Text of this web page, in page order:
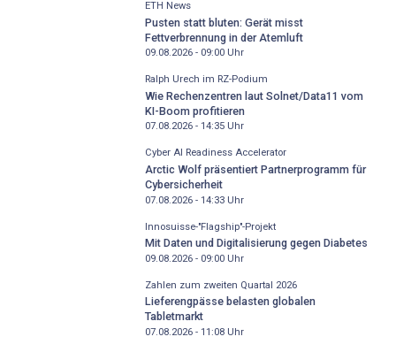
ETH News
Pusten statt bluten: Gerät misst
Fettverbrennung in der Atemluft
09.08.2026 - 09:00Uhr
Ralph Urech im RZ-Podium
Wie Rechenzentren laut Solnet/Data11 vom
KI-Boom profitieren
07.08.2026 - 14:35Uhr
Cyber AI Readiness Accelerator
Arctic Wolf präsentiert Partnerprogramm für
Cybersicherheit
07.08.2026 - 14:33Uhr
Innosuisse-"Flagship"-Projekt
Mit Daten und Digitalisierung gegen Diabetes
09.08.2026 - 09:00Uhr
Zahlen zum zweiten Quartal 2026
Lieferengpässe belasten globalen
Tabletmarkt
07.08.2026 - 11:08Uhr